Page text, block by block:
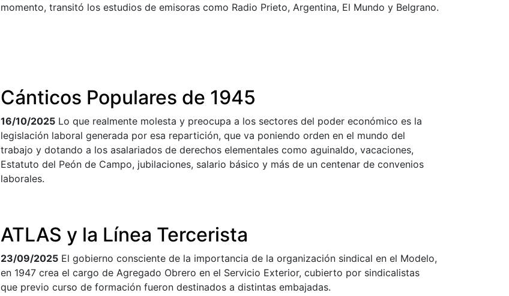
momento, transitó los estudios de emisoras como Radio Prieto, Argentina, El Mundo y Belgrano.
Cánticos Populares de 1945
16/10/2025 Lo que realmente molesta y preocupa a los sectores del poder económico es la
legislación laboral generada por esa repartición, que va poniendo orden en el mundo del
trabajo y dotando a los asalariados de derechos elementales como aguinaldo, vacaciones,
Estatuto del Peón de Campo, jubilaciones, salario básico y más de un centenar de convenios
laborales.
ATLAS y la Línea Tercerista
23/09/2025 El gobierno consciente de la importancia de la organización sindical en el Modelo,
en 1947 crea el cargo de Agregado Obrero en el Servicio Exterior, cubierto por sindicalistas
que previo curso de formación fueron destinados a distintas embajadas.